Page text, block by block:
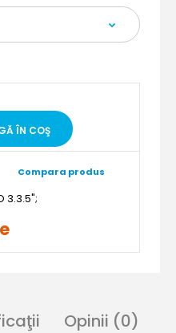
Compara produs
";
Opinii (0)